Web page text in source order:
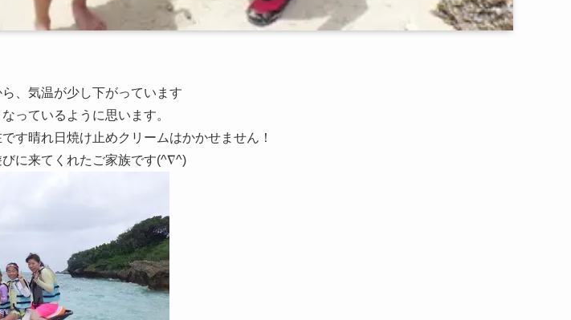
、気温が少し下がっています
っているように思います。
す晴れ日焼け止めクリームはかかせません！
に来てくれたご家族です(^∇^)